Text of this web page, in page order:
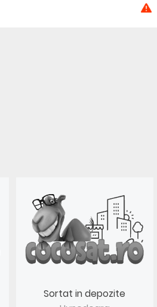
Sortat in depozite